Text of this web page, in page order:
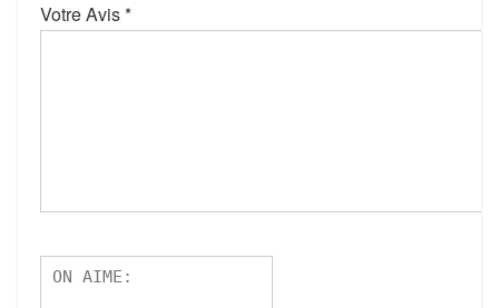
Votre Avis*